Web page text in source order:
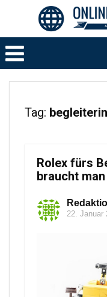
Tag: begleiterin
Rolex fürs
braucht
22. Januar